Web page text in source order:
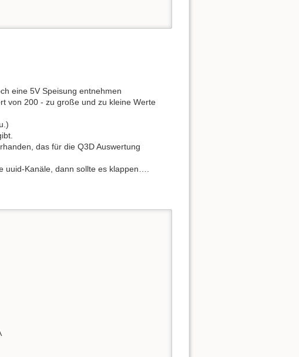
eine 5V Speisung entnehmen
von 200 - zu große und zu kleine Werte
das für die Q3D Auswertung
uuid-Kanäle, dann sollte es klappen….